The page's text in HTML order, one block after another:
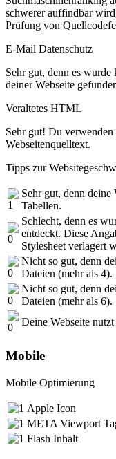
schwerer auffindbar
Prüfung von
E-Mail Datenschutz
Sehr gut, denn es
deiner Webseite
Veraltetes HTML
Sehr gut! Du
Webseitenquelltext.
Tipps zur
Sehr gut, denn deine
Tabellen.
Schlecht, denn es
entdeckt. Diese
Stylesheet verlagert
Nicht so gut, denn
Dateien (mehr als 4).
Nicht so gut, denn
Dateien (mehr als 6).
Deine Webseite
Mobile
Mobile Optimierung
Apple Icon
META Viewport
Flash Inhalt